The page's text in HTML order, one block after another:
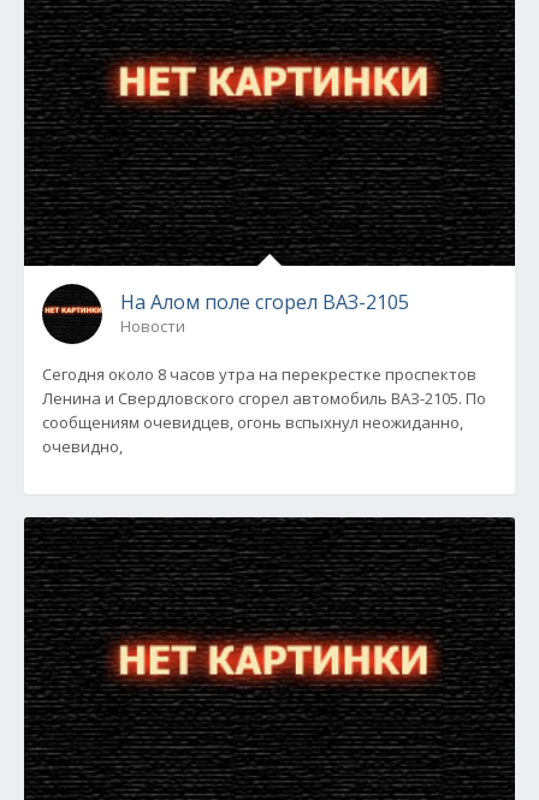
На Алом поле сгорел ВАЗ-2105
Новости
Сегодня около 8 часов утра на перекрестке проспектов
Ленина и Свердловского сгорел автомобиль ВАЗ-2105. По
сообщениям очевидцев, огонь вспыхнул неожиданно,
очевидно,